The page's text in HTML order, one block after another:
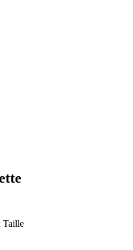
Taille